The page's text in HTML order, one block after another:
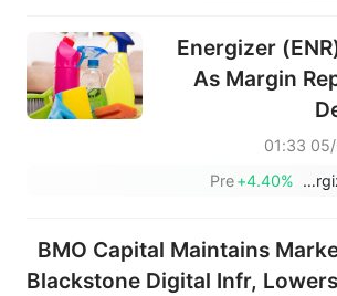
Energizer
As Margin
05/08
Energizer Holdings, Inc.
+4.40%
Pre
BMO Capital Maintains
Blackstone Digital Infr,